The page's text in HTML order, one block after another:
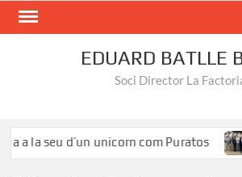
EDUARD BATLLE
Soci Director La
seu d’un unicorn com Puratos